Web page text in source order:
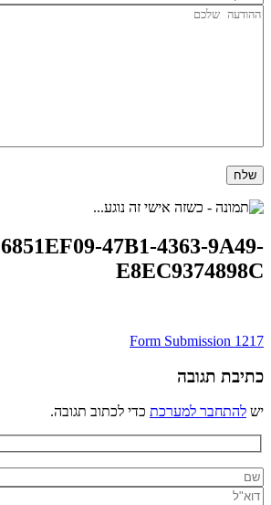
6851EF09-47B1-4363-9A49-
E8EC9374898C
ניווט
Form Submission 1217
כתיבת תגובה
יש להתחבר למערכת כדי לכתוב תגובה.